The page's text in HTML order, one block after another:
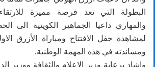
البطولة التي تعد فرصة مميزة
والمهاري داعيا الجماهير الكويتية الى
لمشاهدة حفل الافتتاح ومباراة الأزرق
ومساندته في هذه المهمة الوطنية.
واشاد برعاية وزير الاعلام والثقافة ووزير